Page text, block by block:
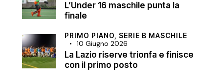
L’Under 16 maschile punta la
finale
PRIMO PIANO, SERIE B MASCHILE
10 Giugno 2026
La Lazio riserve trionfa e finisce
con il primo posto